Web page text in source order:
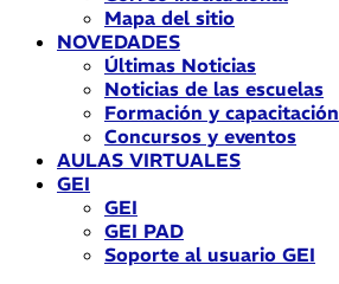
Mapa del sitio
NOVEDADES
Últimas Noticias
Noticias de las escuelas
Formación y capacitación
Concursos y eventos
AULAS VIRTUALES
GEI
GEI
GEI PAD
Soporte al usuario GEI